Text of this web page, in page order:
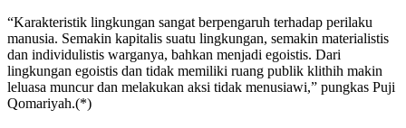
“Karakteristik lingkungan sangat berpengaruh terhadap perilaku
manusia. Semakin kapitalis suatu lingkungan, semakin materialistis
dan individulistis warganya, bahkan menjadi egoistis. Dari
lingkungan egoistis dan tidak memiliki ruang publik klithih makin
leluasa muncur dan melakukan aksi tidak menusiawi,” pungkas Puji
Qomariyah.(*)